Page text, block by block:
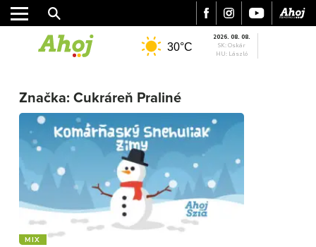
MESTO
REGIÓN
ŠPORT
KULTÚRA
FOTKY
VIDEO
MIX
30°C
2026. 08. 08.
SK: Oskár
HU: László
Značka: Cukráreň Praliné
MIX